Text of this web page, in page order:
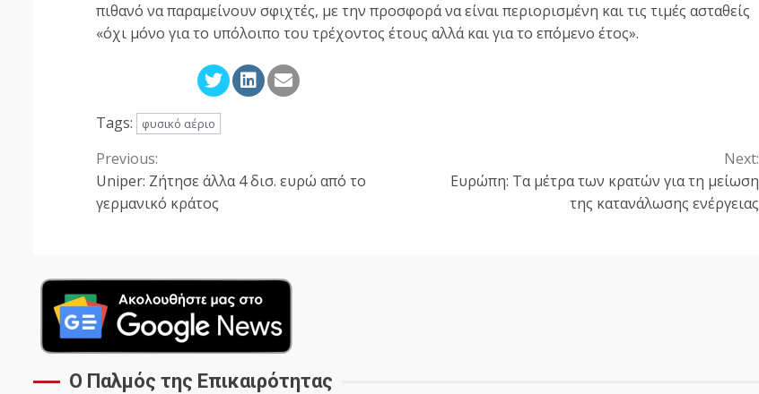
πιθανό να παραμείνουν σφιχτές, με την προσφορά να είναι περιορισμένη και τις τιμές ασταθείς
«όχι μόνο για το υπόλοιπο του τρέχοντος έτους αλλά και για το επόμενο έτος».
Tags: φυσικό αέριο
Continue
Reading
Previous:
Uniper: Ζήτησε άλλα 4 δισ. ευρώ από το
γερμανικό κράτος
Next:
Ευρώπη: Τα μέτρα των κρατών για τη μείωση
της κατανάλωσης ενέργειας
Ο Παλμός της Επικαιρότητας